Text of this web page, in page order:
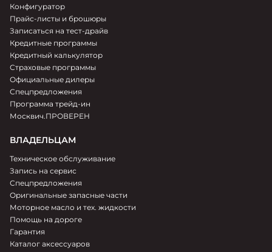
Конфигуратор
Прайс-листы и брошюры
Записаться на тест-драйв
Кредитные программы
Кредитный калькулятор
Страховые программы
Официальные дилеры
Спецпредложения
Программа трейд-ин
Москвич.ПРОВЕРЕН
ВЛАДЕЛЬЦАМ
Техническое обслуживание
Запись на сервис
Спецпредложения
Оригинальные запасные части
Моторное масло и тех. жидкости
Помощь на дороге
Гарантия
Каталог аксессуаров